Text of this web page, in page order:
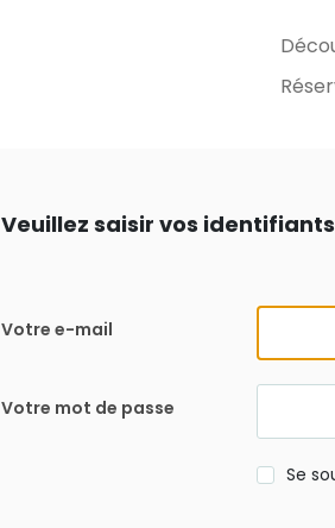
Veuillez saisir vos
Votre e-mail
Votre mot de passe
Se